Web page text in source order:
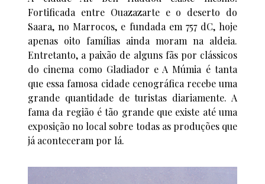
Fortificada entre Ouazazarte e o deserto do
Saara, no Marrocos, e fundada em 757 dC, hoje
apenas oito famílias ainda moram na aldeia.
Entretanto, a paixão de alguns fãs por clássicos
do cinema como Gladiador e A Múmia é tanta
que essa famosa cidade cenográfica recebe uma
grande quantidade de turistas diariamente. A
fama da região é tão grande que existe até uma
exposição no local sobre todas as produções que
já aconteceram por lá.